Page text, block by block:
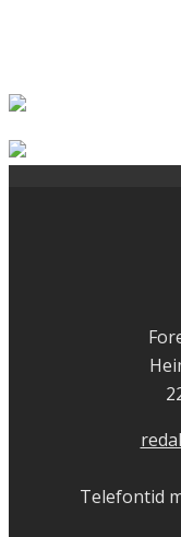
Telefontid